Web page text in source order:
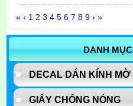
« ‹ 1 2 3 4 5 6 7 8 9 › »
DANH
DECAL DÁN KÍNH MỜ
GIẤY CHỐNG NÓNG